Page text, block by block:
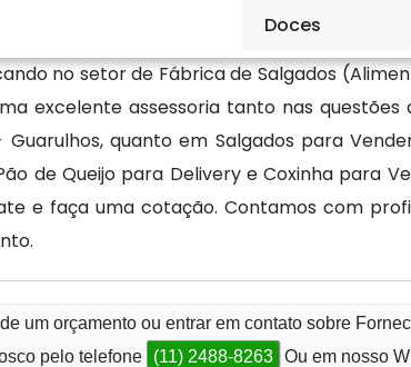
Doces
no setor de Fábrica de Salgados
excelente assessoria tanto nas
Guarulhos, quanto em Salgados para
de Queijo para Delivery e Coxinha para
e faça uma cotação. Contamos com
um orçamento ou entrar em contato sobre
pelo telefone
(11) 2488-8263 Ou em nosso